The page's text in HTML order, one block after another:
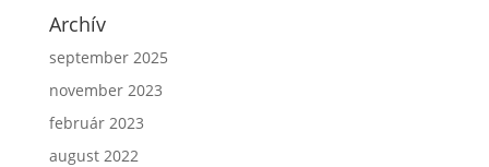
Archív
september 2025
november 2023
február 2023
august 2022